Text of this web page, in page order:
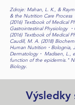
Zdroje: Mahan, L. K., &
& the Nutrition Care Process
(2016) Textbook of Medical
Gastrointestinal Physiology
(2016) Textbook of Medical
Caudill, M. A. (2018)
Human Nutrition・Bolognia,
Dermatology・ Madisen, L.,
function of the epidermis."
Biology.
Výsledky